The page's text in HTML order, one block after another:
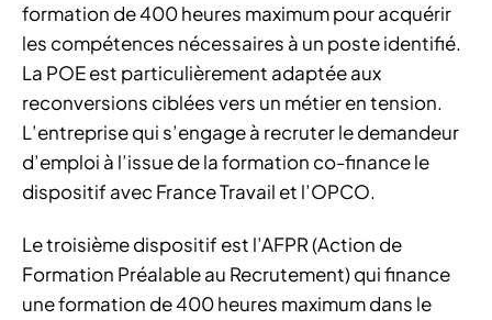
formation de 400 heures maximum pour acquérir
les compétences nécessaires à un poste identifié.
La POE est particulièrement adaptée aux
reconversions ciblées vers un métier en tension.
L’entreprise qui s’engage à recruter le demandeur
d’emploi à l’issue de la formation co-finance le
dispositif avec France Travail et l’OPCO.
Le troisième dispositif est l’AFPR (Action de
Formation Préalable au Recrutement) qui finance
une formation de 400 heures maximum dans le